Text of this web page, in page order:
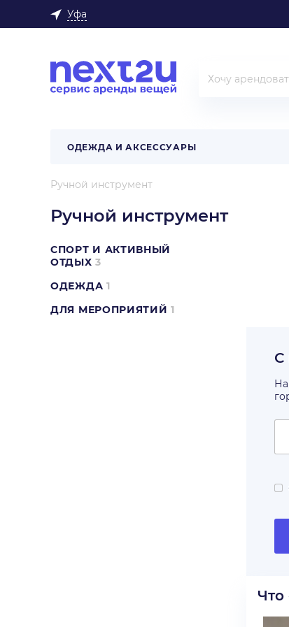
Уфа
ОДЕЖДА И АКСЕССУАРЫ
Ручной инструмент
Ручной инструмент
СПОРТ И АКТИВНЫЙ
ОТДЫХ 3
ОДЕЖДА 1
ДЛЯ МЕРОПРИЯТИЙ 1
С
Что